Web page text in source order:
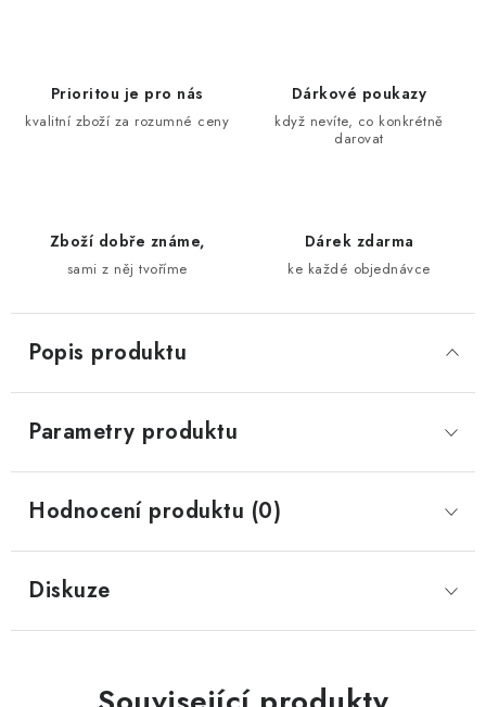
Prioritou je pro nás
kvalitní zboží za rozumné ceny
Dárkové poukazy
když nevíte, co konkrétně
darovat
Zboží dobře známe,
sami z něj tvoříme
Dárek zdarma
ke každé objednávce
Popis produktu
Parametry produktu
Hodnocení produktu (0)
Diskuze